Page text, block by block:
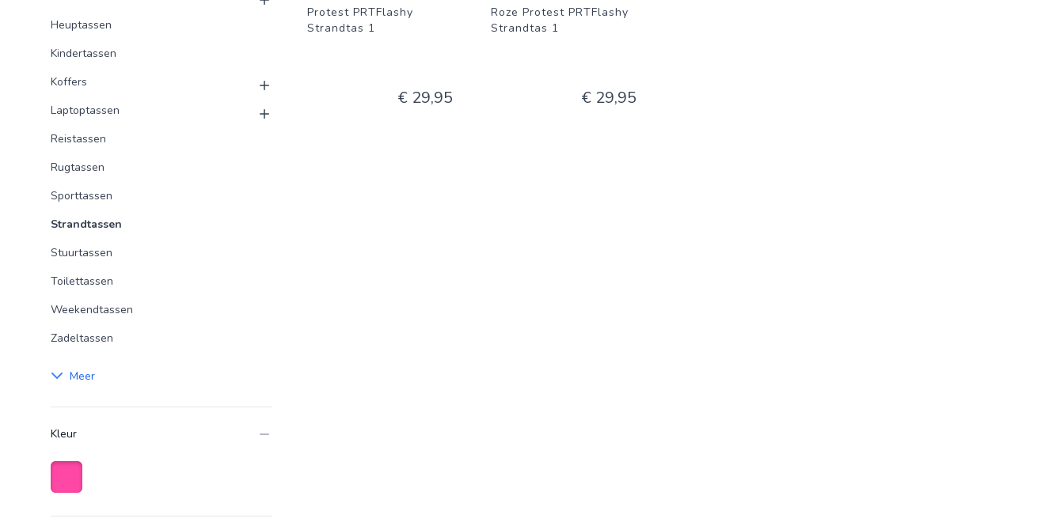
Heuptassen
Kindertassen
Koffers
Laptoptassen
Reistassen
Rugtassen
Sporttassen
Strandtassen
Stuurtassen
Toilettassen
Weekendtassen
Zadeltassen
Meer
Kleur
Protest PRTFlashy
Strandtas 1
€ 29,95
Roze Protest PRTFlashy
Strandtas 1
€ 29,95